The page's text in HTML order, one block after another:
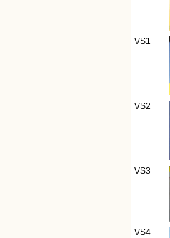
VS1
VS2
VS3
VS4